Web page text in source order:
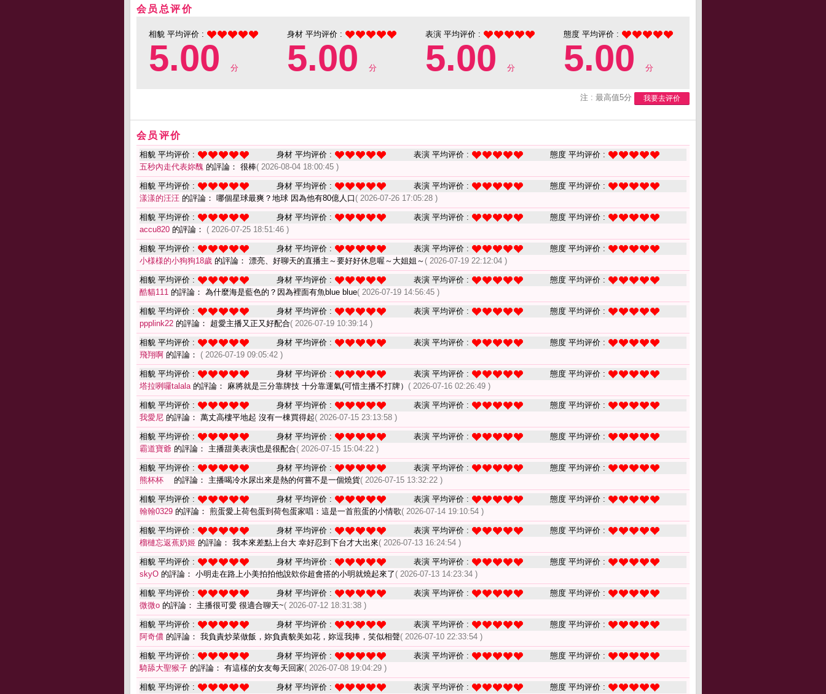
会员总评价
相貌 平均评价 :
5.00 分
身材 平均评价 :
5.00 分
表演 平均评价 :
5.00 分
態度 平均评价 :
5.00 分
注 : 最高值5分 我要去评价
会员评价
相貌 平均评价 : 身材 平均评价 : 表演 平均评价 :
態度 平均评价 :
五秒內走代表妳醜 的評論： 很棒( 2026-08-04 18:00:45 )
相貌 平均评价 : 身材 平均评价 : 表演 平均评价 :
態度 平均评价 :
漾漾的汪汪 的評論： 哪個星球最爽？地球 因為他有80億人口 ( 2026-07-26 17:05:28 )
相貌 平均评价 : 身材 平均评价 : 表演 平均评价 :
態度 平均评价 :
accu820 的評論： ( 2026-07-25 18:51:46 )
相貌 平均评价 : 身材 平均评价 : 表演 平均评价 :
態度 平均评价 :
小様様的小狗狗18歲 的評論： 漂亮、好聊天的直播主～要好好休息喔～大姐姐～ ( 2026-07-19 22:12:04 )
相貌 平均评价 : 身材 平均评价 : 表演 平均评价 :
態度 平均评价 :
酷貓111 的評論： 為什麼海是藍色的？因為裡面有魚blue blue( 2026-07-19 14:56:45 )
相貌 平均评价 : 身材 平均评价 : 表演 平均评价 :
態度 平均评价 :
ppplink22 的評論： 超愛主播又正又好配合( 2026-07-19 10:39:14 )
相貌 平均评价 : 身材 平均评价 : 表演 平均评价 :
態度 平均评价 :
飛翔啊 的評論： ( 2026-07-19 09:05:42 )
相貌 平均评价 : 身材 平均评价 : 表演 平均评价 :
態度 平均评价 :
塔拉咧囉talala的評論： 麻將就是三分靠牌技 十分靠運氣(可惜主播不打牌） ( 2026-07-16 02:26:49 )
相貌 平均评价 : 身材 平均评价 : 表演 平均评价 :
態度 平均评价 :
我愛尼 的評論： 萬丈高樓平地起 沒有一棟買得起( 2026-07-15 23:13:58 )
相貌 平均评价 : 身材 平均评价 : 表演 平均评价 :
態度 平均评价 :
霸道寶爺 的評論： 主播甜美表演也是很配合( 2026-07-15 15:04:22 )
相貌 平均评价 : 身材 平均评价 : 表演 平均评价 :
態度 平均评价 :
熊杯杯
的評論： 主播喝冷水尿出來是熱的何嘗不是一個燒貨( 2026-07-15 13:32:22 )
相貌 平均评价 : 身材 平均评价 : 表演 平均评价 :
態度 平均评价 :
翰翰0329 的評論： 煎蛋愛上荷包蛋到荷包蛋家唱：這是一首煎蛋的小情歌( 2026-07-14 19:10:54 )
相貌 平均评价 : 身材 平均评价 : 表演 平均评价 :
態度 平均评价 :
榴槤忘返蕉奶姬 的評論： 我本來差點上台大 幸好忍到下台才大出來( 2026-07-13 16:24:54 )
相貌 平均评价 : 身材 平均评价 : 表演 平均评价 :
態度 平均评价 :
skyO 的評論： 小明走在路上小美拍拍他說欸你超會搭的小明就燒起來了 ( 2026-07-13 14:23:34 )
相貌 平均评价 : 身材 平均评价 : 表演 平均评价 :
態度 平均评价 :
微微o 的評論： 主播很可愛 很適合聊天~( 2026-07-12 18:31:38 )
相貌 平均评价 : 身材 平均评价 : 表演 平均评价 :
態度 平均评价 :
阿奇儂 的評論： 我負責炒菜做飯，妳負責貌美如花，妳逗我捧，笑似相聲( 2026-07-10 22:33:54 )
相貌 平均评价 : 身材 平均评价 : 表演 平均评价 :
態度 平均评价 :
騎舔大聖猴子 的評論： 有這樣的女友每天回家( 2026-07-08 19:04:29 )
相貌 平均评价 : 身材 平均评价 : 表演 平均评价 :
態度 平均评价 :